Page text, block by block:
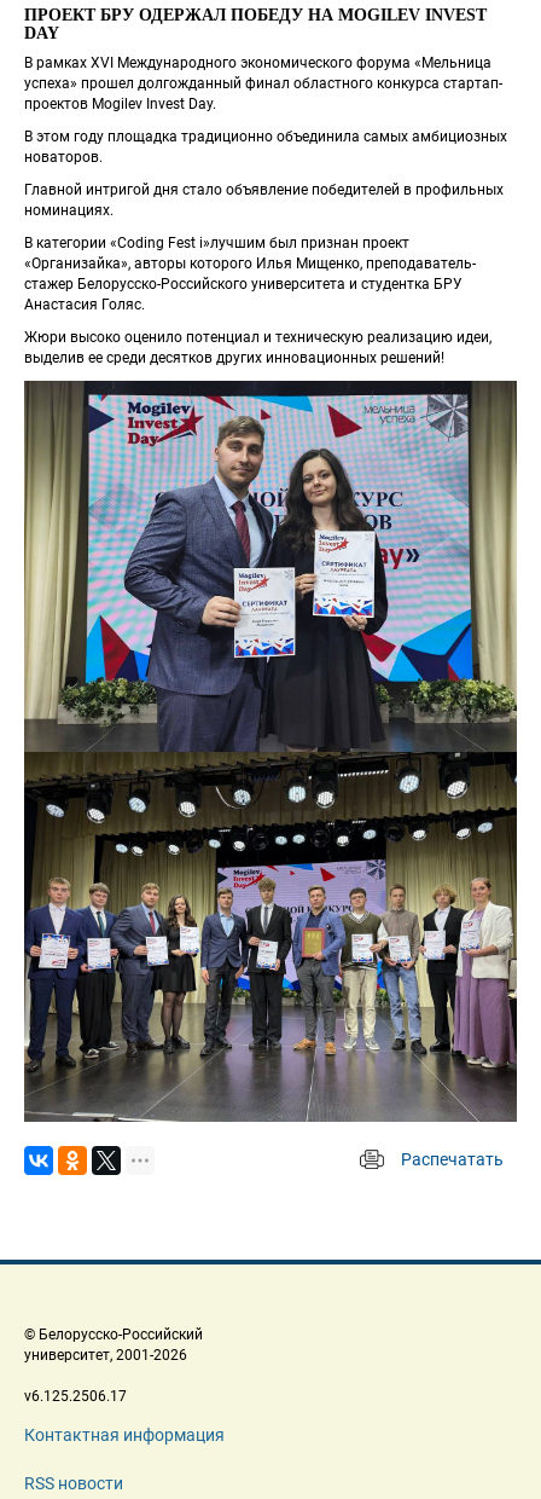
ПРОЕКТ БРУ ОДЕРЖАЛ ПОБЕДУ НА MOGILEV INVEST
DAY
В рамках XVI Международного экономического форума «Мельница
успеха» прошел долгожданный финал областного конкурса стартап-
проектов Mogilev Invest Day.
В этом году площадка традиционно объединила самых амбициозных
новаторов.
Главной интригой дня стало объявление победителей в профильных
номинациях.
В категории «Coding Fest i»лучшим был признан проект
«Организайка», авторы которого Илья Мищенко, преподаватель-
стажер Белорусско-Российского университета и студентка БРУ
Анастасия Голяс.
Жюри высоко оценило потенциал и техническую реализацию идеи,
выделив ее среди десятков других инновационных решений!
Распечатать
© Белорусско-Российский
университет, 2001-2026
v6.125.2506.17
Контактная информация
RSS новости